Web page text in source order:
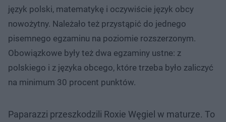
język polski, matematykę i oczywiście język obcy
nowożytny. Należało też przystąpić do jednego
pisemnego egzaminu na poziomie rozszerzonym.
Obowiązkowe były też dwa egzaminy ustne: z
polskiego i z języka obcego, które trzeba było zaliczyć
na minimum 30 procent punktów.
Paparazzi przeszkodzili Roxie Węgiel w maturze. To